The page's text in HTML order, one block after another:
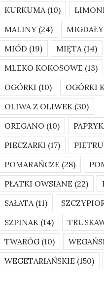
KURKUMA(10)
MALINY(24) MIGDAŁY
MIÓD (19) MIĘTA(14)
MLEKO KOKOSOWE (13)
OGÓRKI (10) OGÓRKI
OLIWA Z OLIWEK(30)
OREGANO (10)
PIECZARKI (17)
POMARAŃCZE (28)
PŁATKI OWSIANE (22)
SAŁATA(11)
SZPINAK(14)
TWARÓG(10)
WEGETARIAŃSKIE (150)